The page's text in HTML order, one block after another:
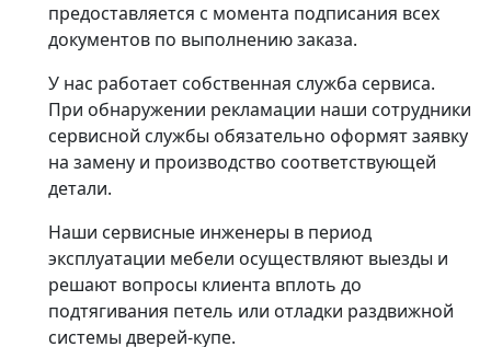
предоставляется с момента подписания всех
документов по выполнению заказа.
У нас работает собственная служба сервиса.
При обнаружении рекламации наши сотрудники
сервисной службы обязательно оформят заявку
на замену и производство соответствующей
детали.
Наши сервисные инженеры в период
эксплуатации мебели осуществляют выезды и
решают вопросы клиента вплоть до
подтягивания петель или отладки раздвижной
системы дверей-купе.